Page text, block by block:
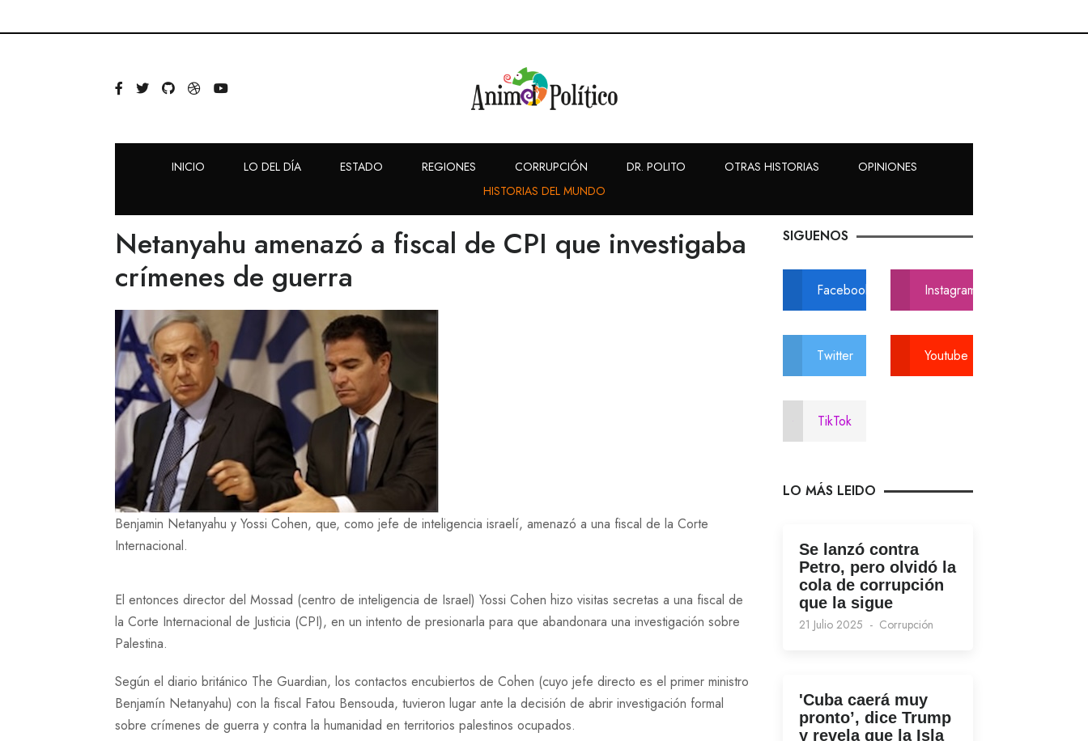
INICIO LO DEL DÍA ESTADO REGIONES CORRUPCIÓN DR. POLITO OTRAS HISTORIAS
OPINIONES
HISTORIAS DEL MUNDO
Netanyahu amenazó a fiscal de CPI que investigaba
crímenes de guerra
Benjamin Netanyahu y Yossi Cohen, que, como jefe de inteligencia israelí, amenazó a una fiscal de la Corte
Internacional.
El entonces director del Mossad (centro de inteligencia de Israel) Yossi Cohen hizo visitas secretas a una fiscal de
la Corte Internacional de Justicia (CPI), en un intento de presionarla para que abandonara una investigación sobre
Palestina.
Según el diario británico The Guardian, los contactos encubiertos de Cohen (cuyo jefe directo es el primer ministro
Benjamín Netanyahu) con la fiscal Fatou Bensouda, tuvieron lugar ante la decisión de abrir investigación formal
sobre crímenes de guerra y contra la humanidad en territorios palestinos ocupados.
SIGUENOS
Facebook Instagram
Twitter Youtube
TikTok
LO MÁS LEIDO
Se lanzó contra
Petro, pero olvidó la
cola de corrupción
que la sigue
21 Julio 2025 Corrupción
'Cuba caerá muy
pronto’, dice Trump
y revela que la Isla